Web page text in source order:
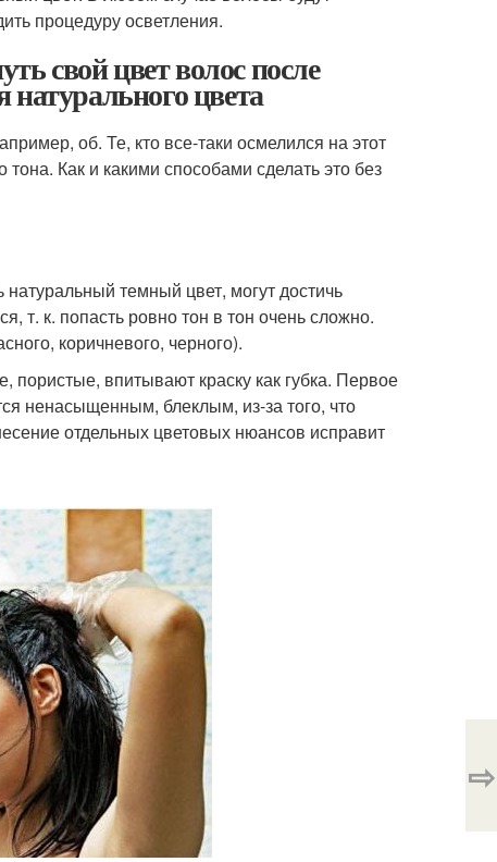
процедуру осветления.
свой цвет волос после
цвета
об. Те, кто все-таки осмелился на этот
Как и какими способами сделать это без
темный цвет, могут достичь
т. к. попасть ровно тон в тон очень сложно.
коричневого, черного).
пористые, впитывают краску как губка. Первое
ненасыщенным, блеклым, из-за того, что
отдельных цветовых нюансов исправит
⇨